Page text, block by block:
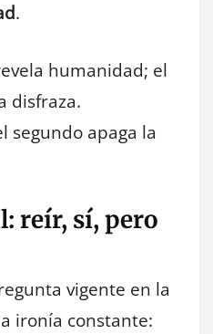
.
humanidad; el
disfraza.
segundo apaga la
reír, sí, pero
vigente en la
ironía constante: